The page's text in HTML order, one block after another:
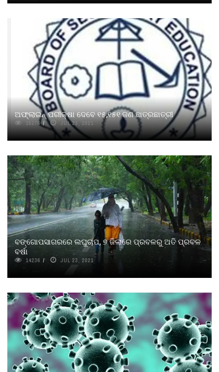
ଅଫ୍‍ଲାଇନ୍‍ ପରୀକ୍ଷା ଦେବେ ୧୫,୧୫୧ ଜଣ ଛାତ୍ରଛାତ୍ରୀ
15276 JUL 23, 2021
ବଙ୍ଗୋପସାଗରରେ ଲଘୁଚାପ, ୭ ଜିଲାରେ ପ୍ରବଳରୁ ଅତି ପ୍ରବଳ
ବର୍ଷା
14236 JUL 23, 2021